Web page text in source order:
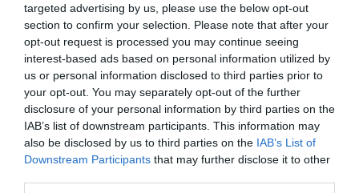
targeted advertising by us, please use the below opt-out
section to confirm your selection. Please note that after your
opt-out request is processed you may continue seeing
interest-based ads based on personal information utilized by
us or personal information disclosed to third parties prior to
your opt-out. You may separately opt-out of the further
disclosure of your personal information by third parties on the
IAB’s list of downstream participants. This information may
also be disclosed by us to third parties on the IAB’s List of
Downstream Participants that may further disclose it to other
07.08.2026 | 16:02
Κ.Τσίγκας για νέα Canadair DHC-515: «Θα
πετούν τη νύχτα αλλά δεν θα πραγματοποιούν
ρίψεις νερού»
ΠΟΛΙΤΙΚΗ